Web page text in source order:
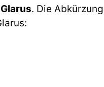
Glarus. Die